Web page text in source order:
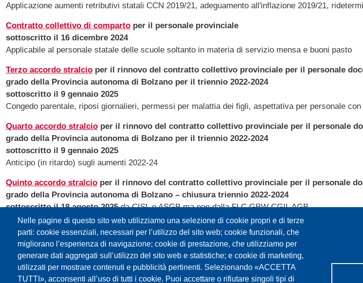
Nelle pagine di questo sito web utilizziamo una selezione di cookie propri e di terze
parti: cookie essenziali, necessari per l’utilizzo del sito web; cookie funzionali, che
migliorano l’esperienza di navigazione; cookie di prestazione, che utilizziamo per
generare dati aggregati sull’utilizzo del sito web e statistiche; e cookie di marketing,
utilizzati per mostrare contenuti e pubblicità pertinenti. Selezionando «ACCETTA
TUTTI», acconsenti all’uso di tutti i cookie. Puoi accettare o rifiutare singoli tipi di
Applicazione aumenti retributivi statali CCN 2019/21, adeguamento all'inflazione 2019/21,
Contratto collettivo di comparto per il personale provinciale
sottoscritto il 16 dicembre 2024
Applicabile al personale statale delle scuole soltanto in materia di servizio mensa e buoni pasto
Terzo accordo stralcio per il rinnovo del contratto collettivo provinciale per il personale
grado della Provincia autonoma di Bolzano per il triennio 2022-2024
sottoscritto il 9 gennaio 2025
Congedo parentale, riposi giornalieri, permessi per malattia dei figli, aspettativa per personale
Quarto accordo stralcio per il rinnovo del contratto collettivo provinciale per il personale
grado della Provincia autonoma di Bolzano per il triennio 2022-2024
sottoscritto il 9 gennaio 2025
Anticipo (in ritardo) sugli aumenti 2022-24
Quinto accordo stralcio per il rinnovo del contratto collettivo provinciale per il personale
grado della Provincia autonoma di Bolzano – chiusuratriennio 2022-2024
sottoscritto il 18 agosto 2025da CISL e ASGB ma non dalla FLC GBW CGIL AGB
Anticipo (in ritardo) sugli aumenti 2022-24; assistenza sanitaria integrativa; abbonamento mezzi
Accordo
per il rinnovo del contratto collettivo provinciale per il personale docente e
Provincia autonoma di Bolzano per il triennio 2025-27
sottoscritto il 4 novembre 2025
Adeguamento stipendiale all'inflazione 2022/24, indennità provinciale, maggiorazione